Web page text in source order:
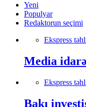
Yeni
Populyar
Redaktorun seçimi
Ekspress
Media
Ekspress
Bakı